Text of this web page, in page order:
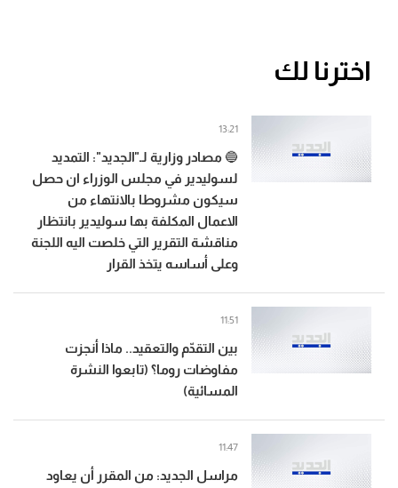
اخترنا لك
🔵 مصادر وزارية لـ"الجديد": التمديد
لسوليدير في مجلس الوزراء ان حصل
سيكون مشروطا بالانتهاء من
الاعمال المكلفة بها سوليدير بانتظار
مناقشة التقرير التي خلصت اليه اللجنة
وعلى أساسه يتخذ القرار
13:21
بين التقدّم والتعقيد.. ماذا أنجزت
مفاوضات روما؟ (تابعوا النشرة
المسائية)
11:51
مراسل الجديد: من المقرر أن يعاود
11:47